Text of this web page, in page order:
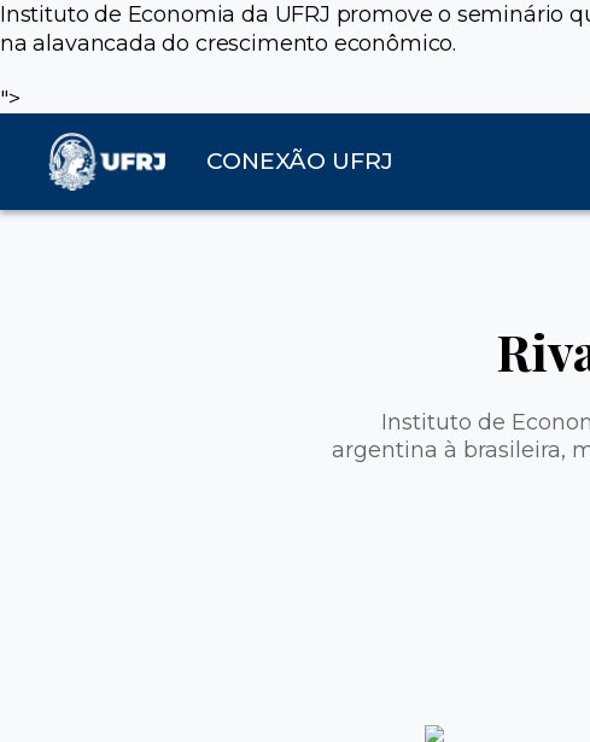
Instituto de Economia da UFRJ promove o seminário
na alavancada do crescimento econômico.
">
CONEXÃO UFRJ
Instituto de
argentina à brasileira,